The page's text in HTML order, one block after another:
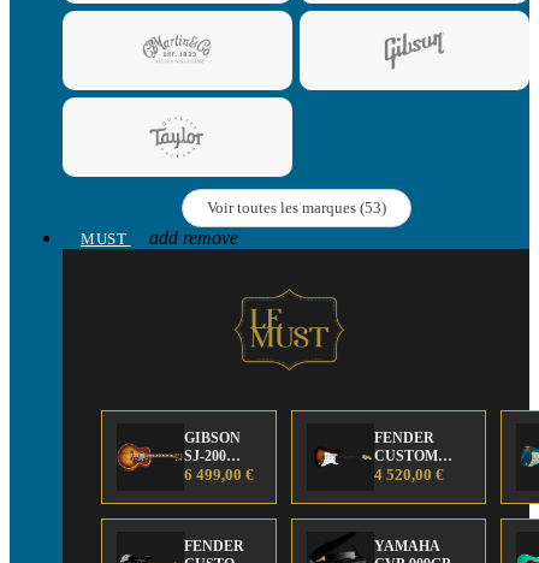
Voir toutes les marques (53)
MUST
add remove
GIBSON
SJ-200
Anniversary
Edition
6 499,00 €
FENDER
CUSTOM
SHOP Strat 63'
4 520,00 €
FENDER
YAMAHA